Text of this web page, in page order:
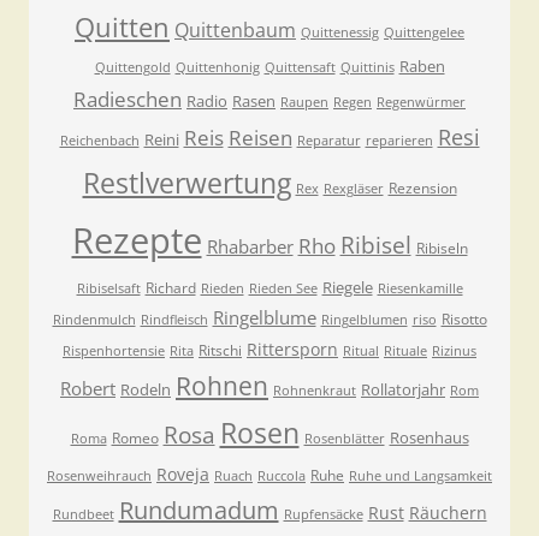
Quitten Quittenbaum Quittenessig Quittengelee
Quittengold Quittenhonig Quittensaft Quittinis Raben
Radieschen Radio Rasen Raupen Regen Regenwürmer
Reichenbach Reini Reis Reisen Reparatur reparieren Resi
Restlverwertung Rex Rexgläser Rezension
Rezepte Rhabarber Rho Ribisel Ribiseln
Ribiselsaft Richard Rieden Rieden See Riegele Riesenkamille
Rindenmulch Rindfleisch Ringelblume Ringelblumen riso Risotto
Rispenhortensie Rita Ritschi Rittersporn Ritual Rituale Rizinus
Robert Rodeln Rohnen Rohnenkraut Rollatorjahr Rom
Roma Romeo Rosa Rosen Rosenblätter Rosenhaus
Rosenweihrauch Roveja Ruach Ruccola Ruhe Ruhe und Langsamkeit
Rundbeet Rundumadum Rupfensäcke Rust Räuchern